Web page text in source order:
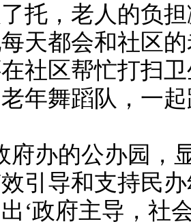
，老人的负担
天都会和社区
社区帮忙打扫
年舞蹈队，一
办的公办园，
引导和支持民
‘政府主导，社